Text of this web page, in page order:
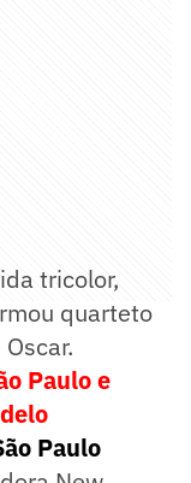
tricolor,
quarteto
Paulo e
Paulo